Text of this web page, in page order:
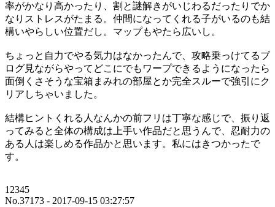
率がかなり高かったり、割と謎解きがいじわるだったりでか
なりストレスがたまる。仲間になってくれる子がいるのも結
構いやらしい位置だし。マップもやたら広いし。
ちょっと自力でやる気力はなかったんで、攻略乗っけてるブ
ログ見ながらやってどこにでもワープできるようになったら
面倒くさそうな宝箱まみれの部屋とか完全スルーで強引にク
リアしちゃいました。
結構ヒントくれる人なんかの前フリは丁寧な感じで、振り返
ってみると全体の構成は上手い作品だと思うんで、忍耐力の
ある人は楽しめる作品かと思います。私にはきつかったで
す。
12345
No.37173 - 2017-09-15 03:27:57